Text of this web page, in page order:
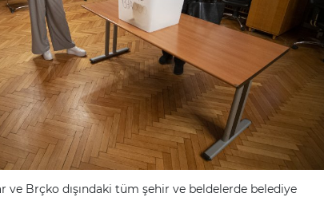
ve Brçko dışındaki tüm şehir ve beldelerde belediye